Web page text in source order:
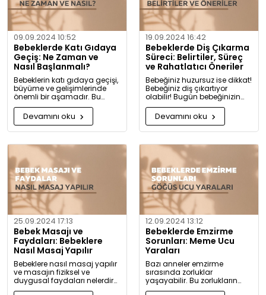
09.09.2024 10:52
Bebeklerde Katı Gıdaya
Geçiş: Ne Zaman ve
Nasıl Başlanmalı?
Bebeklerin katı gıdaya geçişi,
büyüme ve gelişimlerinde
önemli bir aşamadır. Bu
konuda bilmeniz gerekenleri
detaylıca anlattık!
Devamını oku
19.09.2024 16:42
Bebeklerde Diş Çıkarma
Süreci: Belirtiler, Süreç
ve Rahatlatıcı Öneriler
Bebeğiniz huzursuz ise dikkat!
Bebeğiniz diş çıkartıyor
olabilir! Bugün bebeğinizin
diş çıkarma belirtilerini ve sizi
rahatlatacak önerileri
paylaşıyoruz.
Devamını oku
25.09.2024 17:13
Bebek Masajı ve
Faydaları: Bebeklere
Nasıl Masaj Yapılır
Bebeklere nasıl masaj yapılır
ve masajın fiziksel ve
duygusal faydaları nelerdir?
Neden bugüne kadar masaj
12.09.2024 13:12
Bebeklerde Emzirme
Sorunları: Meme Ucu
Yaraları
Bazı anneler emzirme
sırasında zorluklar
yaşayabilir. Bu zorlukların
başında meme ucu yaraları